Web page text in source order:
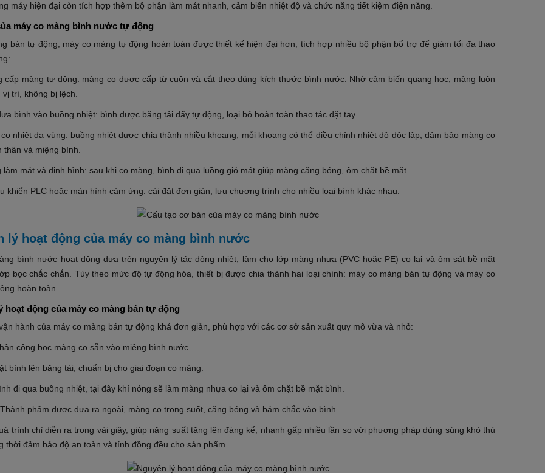
máy hiện đại còn tích hợp thêm bộ phận làm mát nhanh, cảm biến nhiệt độ và chức năng tiết kiệm điện năng.
máy co màng bình nước tự động
bán tự động, máy co màng tự động hoàn toàn được thiết kế hiện đại hơn, tích hợp nhiều bộ phận bổ trợ để giảm tối đa thao
cấp màng tự động: màng co được cấp từ cuộn và cắt theo đúng kích thước bình nước. Nhờ cảm biến quang học, màng luôn
vị trí, không bị lệch.
bình vào buồng nhiệt: bình được băng tải đẩy tự động, loại bỏ hoàn toàn thao tác đặt tay.
nhiệt đa vùng: buồng nhiệt được chia thành nhiều khoang, mỗi khoang có thể điều chỉnh nhiệt độ độc lập, đảm bảo màng co
thân và miệng bình.
làm mát và định hình: sau khi co màng, bình đi qua luồng gió mát giúp màng căng bóng, ôm chặt bề mặt.
khiển PLC hoặc màn hình cảm ứng: cài đặt đơn giản, lưu chương trình cho nhiều loại bình khác nhau.
lý hoạt động của máy co màng bình nước
bình nước hoạt động dựa trên nguyên lý tác động nhiệt, làm cho lớp màng nhựa (PVC hoặc PE) co lại và ôm sát bề mặt
bọc chắc chắn. Tùy theo mức độ tự động hóa, thiết bị được chia thành hai loại chính: máy co màng bán tự động và máy co
hoàn toàn.
hoạt động của máy co màng bán tự động
hành của máy co màng bán tự động khá đơn giản, phù hợp với các cơ sở sản xuất quy mô vừa và nhỏ:
công bọc màng co sẵn vào miệng bình nước.
bình lên băng tải, chuẩn bị cho giai đoạn co màng.
đi qua buồng nhiệt, tại đây khí nóng sẽ làm màng nhựa co lại và ôm chặt bề mặt bình.
phẩm được đưa ra ngoài, màng co trong suốt, căng bóng và bám chắc vào bình.
trình chỉ diễn ra trong vài giây, giúp năng suất tăng lên đáng kể, nhanh gấp nhiều lần so với phương pháp dùng súng khò thủ
thời đảm bảo độ an toàn và tính đồng đều cho sản phẩm.